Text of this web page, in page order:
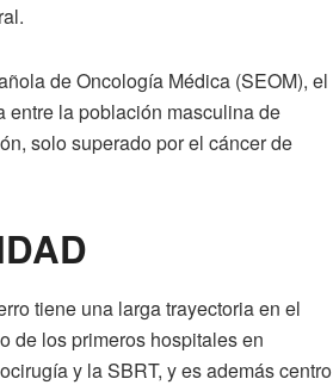
de Oncología Médica (SEOM), el
entre la población masculina de
solo superado por el cáncer de
tiene una larga trayectoria en el
de los primeros hospitales en
y la SBRT, y es además centro